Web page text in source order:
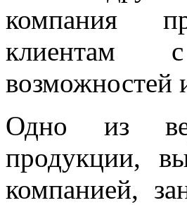
компания
возможностей
Одно из
продукции,
компанией,